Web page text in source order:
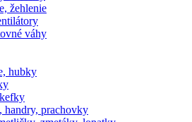
žehlenie
váhy
hubky
handry, prachovky